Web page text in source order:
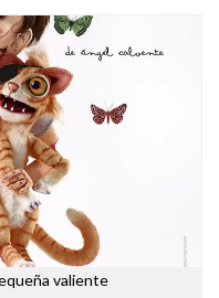
valiente